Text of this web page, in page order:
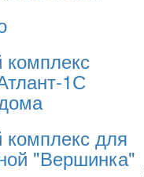
1С
для
"Вершинка"